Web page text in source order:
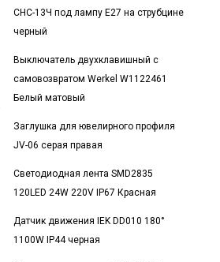
СНС-13Ч под лампу E27 на струбцине
черный
Выключатель двухклавишный с
самовозвратом Werkel W1122461
Белый матовый
Заглушка для ювелирного профиля
JV-06 серая правая
Светодиодная лента SMD2835
120LED 24W 220V IP67 Красная
Датчик движения IEK DD010 180°
1100W IP44 черная